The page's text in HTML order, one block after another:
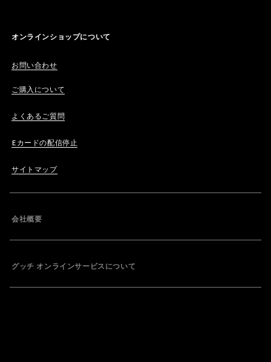
オンラインショップについて
お問い合わせ
ご購入について
よくあるご質問
Eカードの配信停止
サイトマップ
会社概要
グッチ オンラインサービスについて